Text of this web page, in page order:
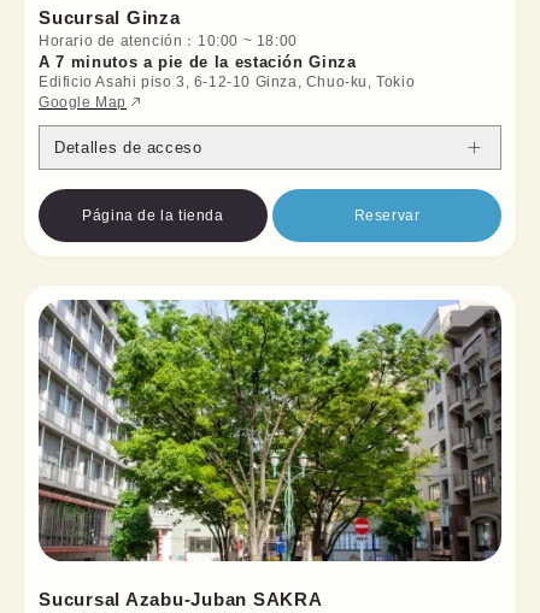
Sucursal Ginza
Horario de atención ： 10:00 ~ 18:00
A 7 minutos a pie de la estación Ginza
Edificio Asahi piso 3, 6-12-10 Ginza, Chuo-ku, Tokio
Google Map
Detalles de acceso
Página de la tienda Reservar
Sucursal Azabu-Juban SAKRA